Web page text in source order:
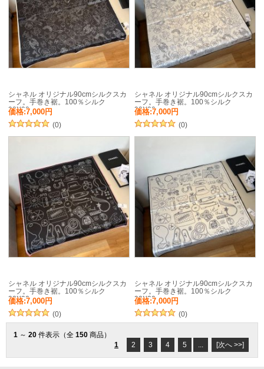
シャネル オリジナル90cmシルクスカ
ーフ。手巻き裾。100％シルク
90X90cm
価格:7,000円
(0)
シャネル オリジナル90cmシルクスカ
ーフ。手巻き裾。100％シルク
90X90cm
価格:7,000円
(0)
シャネル オリジナル90cmシルクスカ
ーフ。手巻き裾。100％シルク
90X90cm
価格:7,000円
(0)
シャネル オリジナル90cmシルクスカ
ーフ。手巻き裾。100％シルク
90X90cm
価格:7,000円
(0)
1 ～ 20 件表示（全 150 商品）
1
2 3 4 5 ... [次へ >>]